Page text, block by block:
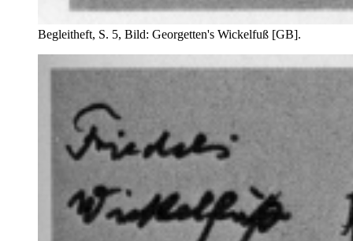
Begleitheft, S. 5, Bild: Georgetten's Wickelfuß [GB].